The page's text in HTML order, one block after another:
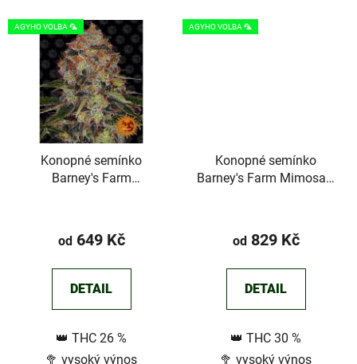
AGYHO VOLBA 🦜
Konopné semínko
Barney's Farm
hodnocení
3,0
5
hvězdiček.
od649 Kč
DETAIL
👑 THC 26 %
🥦 vysoký výnos
AGYHO VOLBA 🦜
Konopné semínko
Barney's Farm Mimosa x
hodnocení
2,8
5
hvězdiček.
od829 Kč
DETAIL
👑 THC 30 %
🥦 vysoký výnos